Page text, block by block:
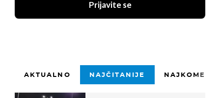
Prijavite se
AKTUALNO NAJČITANIJE